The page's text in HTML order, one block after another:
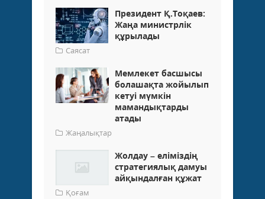
Президент Қ.Тоқаев:
Жаңа министрлік
құрылады
Саясат
Мемлекет басшысы
болашақта жойылып
кетуі мүмкін
мамандықтарды
атады
Жаңалықтар
Жолдау – еліміздің
стратегиялық дамуы
айқындалған құжат
Қоғам